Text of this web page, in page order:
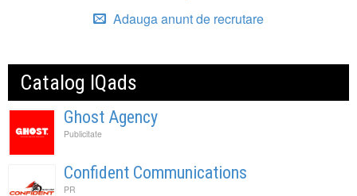
Adauga anunt de recrutare
Catalog IQads
Ghost Agency
Publicitate
Confident Communications
PR